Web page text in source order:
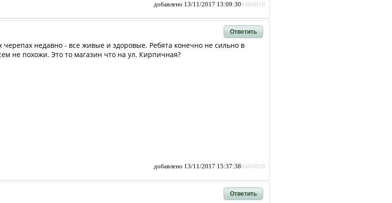
добавлено 13/11/2017 13:09:30#464816
Ответить
недавно - все живые и здоровые. Ребята конечно не сильно в
не похожи. Это то магазин что на ул. Кирпичная?
добавлено 13/11/2017 15:37:38#464820
Ответить